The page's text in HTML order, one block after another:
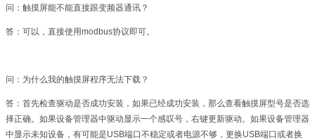
问：触摸屏能不能直接跟变频器通讯？
答：可以，直接使用modbus协议即可。
问：为什么我的触摸屏程序无法下载？
答：首先检查驱动是否成功安装，如果已经成功安装，那么查看触摸屏型号是否选
择正确。如果设备管理器中驱动显示一个感叹号，右键更新驱动。如果设备管理器
中显示未知设备，有可能是USB端口不稳定或者电源不够，更换USB端口或者换